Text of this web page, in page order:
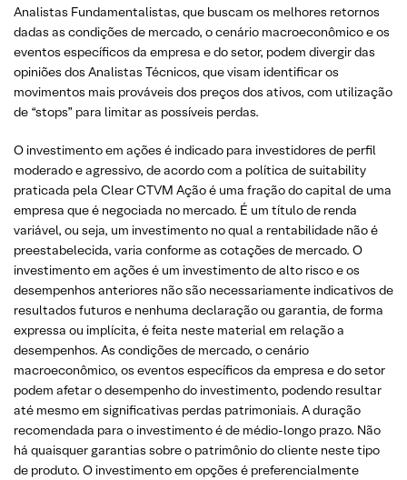
Analistas Fundamentalistas, que buscam os melhores retornos
dadas as condições de mercado, o cenário macroeconômico e os
eventos específicos da empresa e do setor, podem divergir das
opiniões dos Analistas Técnicos, que visam identificar os
movimentos mais prováveis dos preços dos ativos, com utilização
de “stops” para limitar as possíveis perdas.
O investimento em ações é indicado para investidores de perfil
moderado e agressivo, de acordo com a política de suitability
praticada pela Clear CTVM Ação é uma fração do capital de uma
empresa que é negociada no mercado. É um título de renda
variável, ou seja, um investimento no qual a rentabilidade não é
preestabelecida, varia conforme as cotações de mercado. O
investimento em ações é um investimento de alto risco e os
desempenhos anteriores não são necessariamente indicativos de
resultados futuros e nenhuma declaração ou garantia, de forma
expressa ou implícita, é feita neste material em relação a
desempenhos. As condições de mercado, o cenário
macroeconômico, os eventos específicos da empresa e do setor
podem afetar o desempenho do investimento, podendo resultar
até mesmo em significativas perdas patrimoniais. A duração
recomendada para o investimento é de médio-longo prazo. Não
há quaisquer garantias sobre o patrimônio do cliente neste tipo
de produto. O investimento em opções é preferencialmente